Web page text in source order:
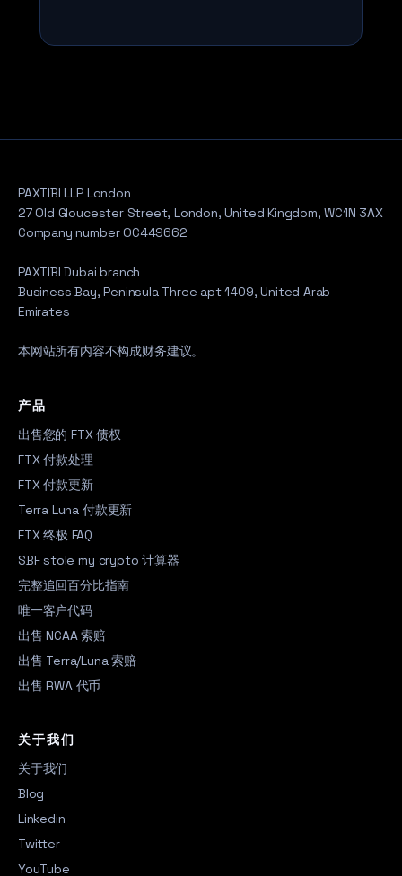
PAXTIBI LLP London
27 Old Gloucester Street, London, United Kingdom, WC1N 3AX
Company number OC449662
PAXTIBI Dubai branch
Business Bay, Peninsula Three apt 1409, United Arab
Emirates
本网站所有内容不构成财务建议。
产品
出售您的 FTX 债权
FTX 付款处理
FTX 付款更新
Terra Luna 付款更新
FTX 终极 FAQ
SBF stole my crypto 计算器
完整追回百分比指南
唯一客户代码
出售 NCAA 索赔
出售 Terra/Luna 索赔
出售 RWA 代币
关于我们
关于我们
Blog
Linkedin
Twitter
YouTube